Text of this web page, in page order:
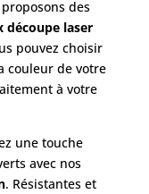
des
découpe laser
pouvez choisir
couleur de votre
à votre
une touche
avec nos
. Résistantes et